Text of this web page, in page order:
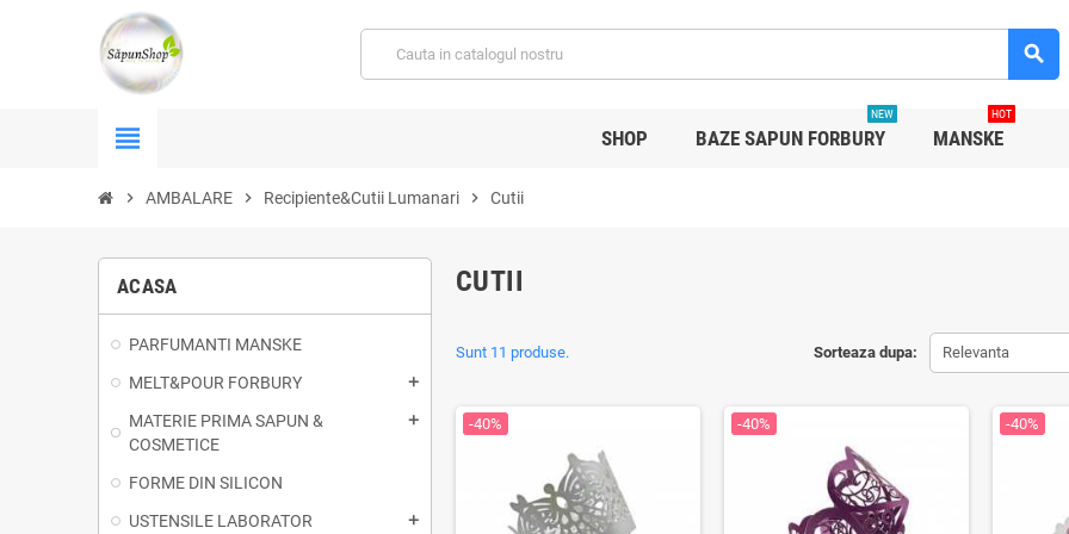
search
view_headline SHOP BAZE SAPUN FORBURY
NEW
MANSKE
HOT
chevron_right AMBALARE chevron_right Recipiente&Cutii Lumanari chevron_right Cutii
ACASA
PARFUMANTI MANSKE
MELT&POUR FORBURY
add
MATERIE PRIMA SAPUN &
COSMETICE
add
FORME DIN SILICON
USTENSILE LABORATOR
add
CUTII
Sorteaza dupa: Relevanta
Sunt 11 produse.
-40% -40% -40%